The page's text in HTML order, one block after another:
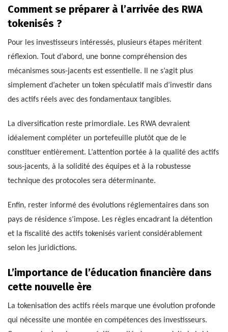
Comment se préparer à l’arrivée des RWA
tokenisés ?
Pour les investisseurs intéressés, plusieurs étapes méritent
réflexion. Tout d’abord, une bonne compréhension des
mécanismes sous-jacents est essentielle. Il ne s’agit plus
simplement d’acheter un token spéculatif mais d’investir dans
des actifs réels avec des fondamentaux tangibles.
La diversification reste primordiale. Les RWA devraient
idéalement compléter un portefeuille plutôt que de le
constituer entièrement. L’attention portée à la qualité des actifs
sous-jacents, à la solidité des équipes et à la robustesse
technique des protocoles sera déterminante.
Enfin, rester informé des évolutions réglementaires dans son
pays de résidence s’impose. Les règles encadrant la détention
et la fiscalité des actifs tokenisés varient considérablement
selon les juridictions.
L’importance de l’éducation financière dans
cette nouvelle ère
La tokenisation des actifs réels marque une évolution profonde
qui nécessite une montée en compétences des investisseurs.